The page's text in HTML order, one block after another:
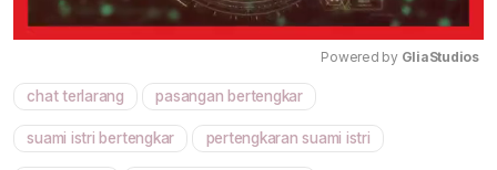
Powered by GliaStudios
chat terlarang pasangan bertengkar
suami istri bertengkar pertengkaran suami istri